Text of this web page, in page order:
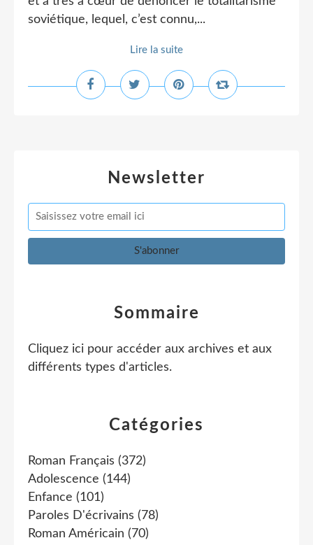
soviétique, lequel, c’est connu,...
Lire la suite
Newsletter
Catégories
Roman Français (372)
Adolescence (144)
Enfance (101)
Paroles D'écrivains (78)
Roman Américain (70)
Sommaire
Cliquez ici pour accéder aux archives et aux
différents types d'articles.